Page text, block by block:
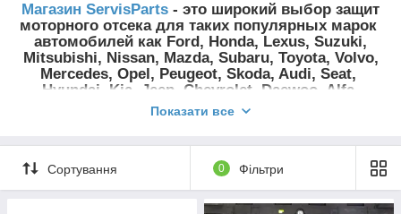
Магазин ServisParts - это широкий выбор защит
моторного отсека для таких популярных марок
автомобилей как Ford, Honda, Lexus, Suzuki,
Mitsubishi, Nissan, Mazda, Subaru, Toyota, Volvo,
Mercedes, Opel, Peugeot, Skoda, Audi, Seat,
Hyundai, Kia, Jeep, Chevrolet, Daewoo, Alfa-
Fiat, Renault, Citroen, VW
Подобрать необходимую защиту вы можете,
используя поиск по марке и модели автомобиля.
Показати все
Сортування 0 Фільтри